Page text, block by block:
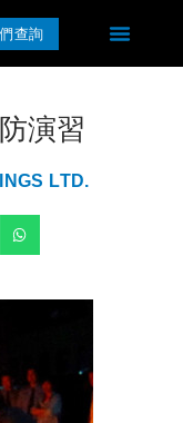
查詢
演習
LTD.